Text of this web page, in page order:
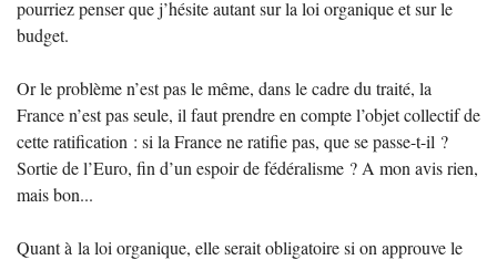
pourriez penser que j’hésite autant sur la loi organique et sur le
budget.
Or le problème n’est pas le même, dans le cadre du traité, la
France n’est pas seule, il faut prendre en compte l’objet collectif de
cette ratification : si la France ne ratifie pas, que se passe-t-il ?
Sortie de l’Euro, fin d’un espoir de fédéralisme ? A mon avis rien,
mais bon...
Quant à la loi organique, elle serait obligatoire si on approuve le